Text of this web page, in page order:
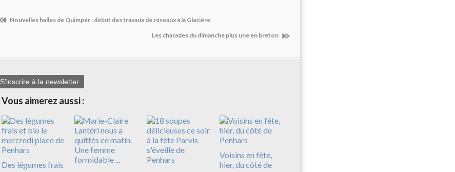
Nouvelles halles de Quimper : début des travaux de réseaux à la Glacière
Les charades du dimanche plus une en breton
S'inscrire à la newsletter
Vous aimerez aussi :
Des légumes frais
Voisins en fête,
hier, du côté de